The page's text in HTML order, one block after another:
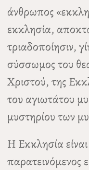
άνθρωπος
εκκλησία,
τριαδοποίησιν,
σύσσωμος του
Χριστού, της
του αγιωτάτου
μυστηρίου των
Η Εκκλησία
παρατεινόμενος